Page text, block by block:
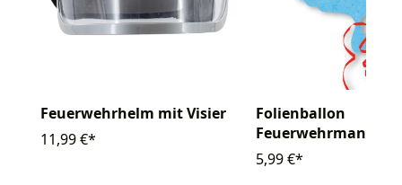
Feuerwehrhelm mit Visier
11,99 €*
Folienballon
Feuerwehrmann
Happy Birthday S
5,99 €*